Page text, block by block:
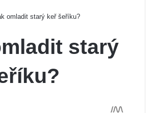
omladit starý keř šeříku?
starý